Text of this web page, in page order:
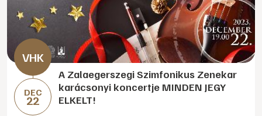
DEC
22
A Zalaegerszegi Szimfonikus Zenekar
karácsonyi koncertje MINDEN JEGY
ELKELT!